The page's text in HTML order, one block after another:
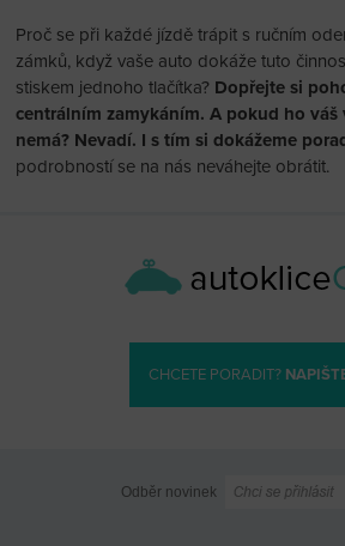
Proč se při každé jízdě trápit s ručním
zámků, když vaše auto dokáže tuto
stiskem jednoho tlačítka? Dopřejte si
centrálním zamykáním. A pokud ho váš
nemá? Nevadí. I s tím si dokážeme
podrobností se na nás neváhejte obrátit.
CHCETE PORADIT?
Odběr novinek